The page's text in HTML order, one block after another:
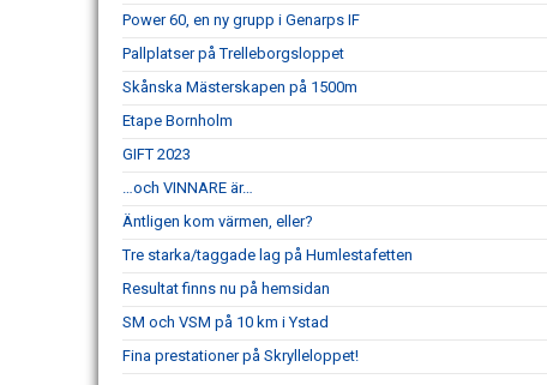
Power 60, en ny grupp i Genarps IF
Pallplatser på Trelleborgsloppet
Skånska Mästerskapen på 1500m
Etape Bornholm
GIFT 2023
…och VINNARE är…
Äntligen kom värmen, eller?
Tre starka/taggade lag på Humlestafetten
Resultat finns nu på hemsidan
SM och VSM på 10 km i Ystad
Fina prestationer på Skrylleloppet!